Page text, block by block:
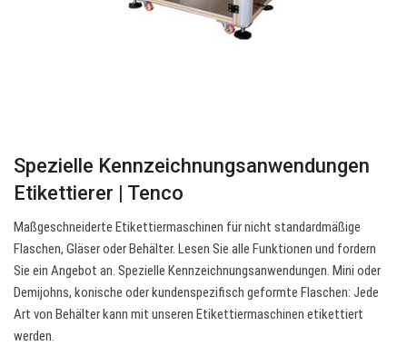
Spezielle Kennzeichnungsanwendungen
Etikettierer | Tenco
Maßgeschneiderte Etikettiermaschinen für nicht standardmäßige
Flaschen, Gläser oder Behälter. Lesen Sie alle Funktionen und fordern
Sie ein Angebot an. Spezielle Kennzeichnungsanwendungen. Mini oder
Demijohns, konische oder kundenspezifisch geformte Flaschen: Jede
Art von Behälter kann mit unseren Etikettiermaschinen etikettiert
werden.